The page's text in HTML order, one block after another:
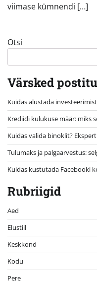
viimase kümnendi […]
Otsi
Värsked
Kuidas alustada
Krediidi kulukuse määr: miks
Kuidas valida binoklit?
Tulumaks ja palgaarvestus:
Kuidas kustutada Facebooki
Rubriigid
Aed
Elustiil
Keskkond
Kodu
Pere